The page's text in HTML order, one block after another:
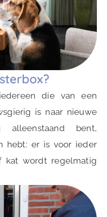
die van een
is naar nieuwe
bent,
hebt: er is voor ieder
kat wordt regelmatig